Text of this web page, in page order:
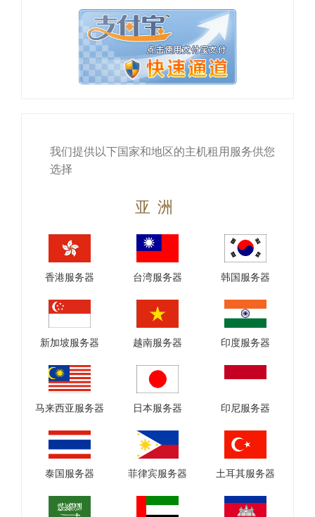
我们提供以下国家和地区的主机租用服务供您
选择
亚洲
香港服务器 台湾服务器 韩国服务器
新加坡服务器 越南服务器 印度服务器
马来西亚服务器 日本服务器 印尼服务器
泰国服务器 菲律宾服务器 土耳其服务器